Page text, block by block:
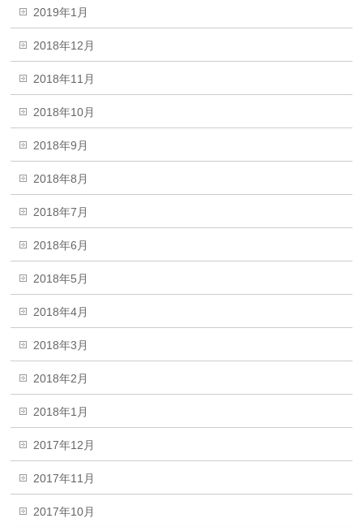
2019年1月
2018年12月
2018年11月
2018年10月
2018年9月
2018年8月
2018年7月
2018年6月
2018年5月
2018年4月
2018年3月
2018年2月
2018年1月
2017年12月
2017年11月
2017年10月